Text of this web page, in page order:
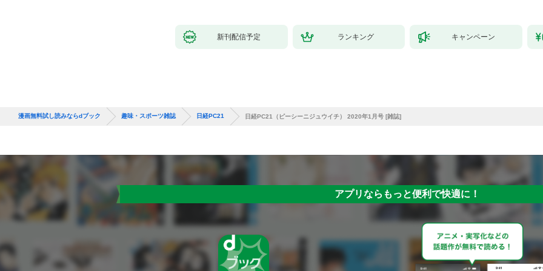
新刊配信予定 ランキング キャンペーン
漫画無料試し読みならdブック 趣味・スポーツ雑誌 日経PC21 日経PC21（ピーシーニジュウイチ） 2020年1月号 [雑誌]
アプリならもっと便利で快適に！